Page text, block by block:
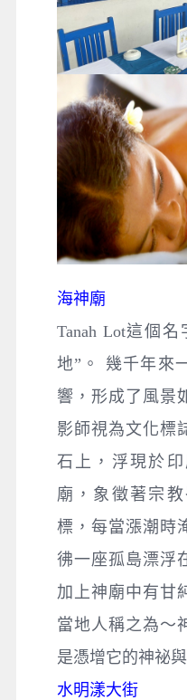
海神廟
Tanah Lot這個
地”。 幾千年來
響，形成了風景
影師視為文化標
石上，浮現於
廟，象徵著宗
標，每當漲潮時
彿一座孤島漂浮
加上神廟中有甘
當地人稱之為～
是憑增它的神祕
水明漾大街